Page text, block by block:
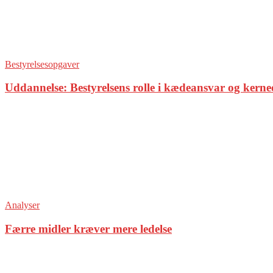
Bestyrelsesopgaver
Uddannelse: Bestyrelsens rolle i kædeansvar og
Analyser
Færre midler kræver mere ledelse